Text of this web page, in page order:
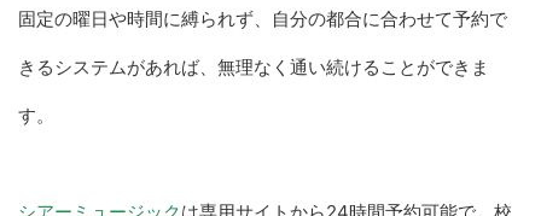
固定の曜日や時間に縛られず、自分の都合に合わせて予約で
きるシステムがあれば、無理なく通い続けることができま
す。